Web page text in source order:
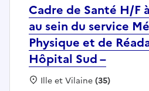
Cadre de Santé H/F
au sein du service
Physique et de
Hôpital Sud –
Localisation :
Ille et Vilaine(35)